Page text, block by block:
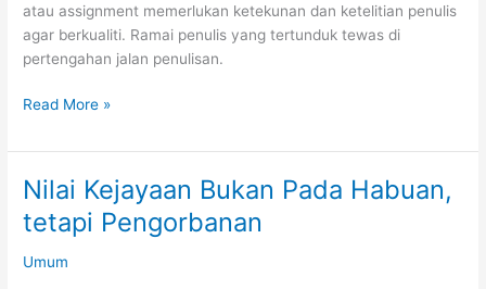
atau assignment memerlukan ketekunan dan ketelitian penulis
agar berkualiti. Ramai penulis yang tertunduk tewas di
pertengahan jalan penulisan.
Pengorbanan
Sebuah
Penulisan
Read More »
Nilai Kejayaan Bukan Pada Habuan,
tetapi Pengorbanan
Umum